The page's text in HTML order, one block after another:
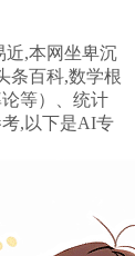
,本网坐卑沉
条百科,数学根
等）、统计
,以下是AI专